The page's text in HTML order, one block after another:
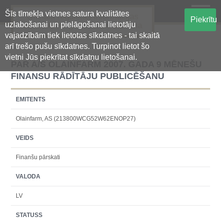
Šīs tīmekļa vietnes satura kvalitātes
uzlabošanai un pielāgošanai lietotāju
vajadzībām tiek lietotas sīkdatnes - tai skaitā
arī trešo pušu sīkdatnes. Turpinot lietot šo
vietni Jūs piekrītat sīkdatņu lietošanai.
Piekrītu
Oficiālā regulētās informācijas
centralizētā glabāšanas sistēma
PAR A/S OLAINFARM 2007. GADA 9 MĒNEŠU
FINANSU RĀDĪTĀJU PUBLICĒŠANU
EMITENTS
Olainfarm, AS (213800WCG52W62ENOP27)
VEIDS
Finanšu pārskati
VALODA
LV
STATUSS